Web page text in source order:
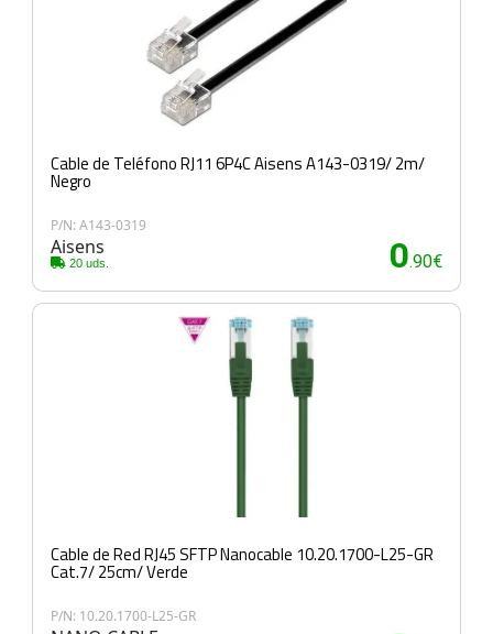
Cable de Teléfono RJ11 6P4C Aisens A143-0319/ 2m/
Negro
P/N: A143-0319
Aisens
20 uds. 0.90€
Cable de Red RJ45 SFTP Nanocable 10.20.1700-L25-GR
Cat.7/ 25cm/ Verde
P/N: 10.20.1700-L25-GR